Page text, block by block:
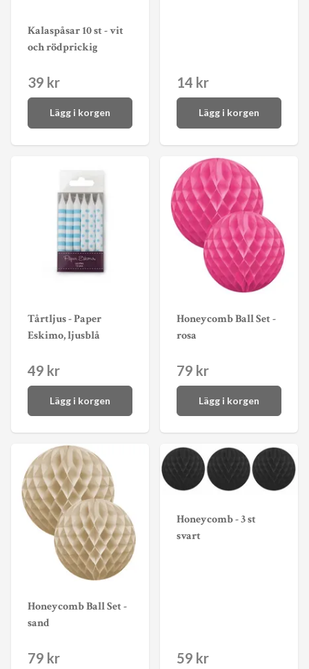
Kalaspåsar 10 st - vit
och rödprickig
39 kr
Lägg i korgen
14 kr
Lägg i korgen
Tårtljus - Paper
Eskimo, ljusblå
49 kr
Lägg i korgen
Honeycomb Ball Set -
rosa
79 kr
Lägg i korgen
Honeycomb Ball Set -
sand
79 kr
Honeycomb - 3 st
svart
59 kr